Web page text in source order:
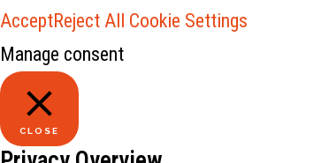
AcceptReject All
Cookie Settings
Manage consent
CLOSE